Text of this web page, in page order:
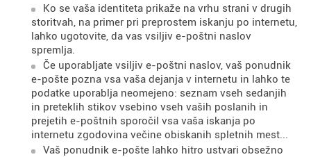
Ko se vaša identiteta prikaže na vrhu strani v drugih
storitvah, na primer pri preprostem iskanju po internetu,
lahko ugotovite, da vas vsiljiv e-poštni naslov
spremlja.
Če uporabljate vsiljiv e-poštni naslov, vaš ponudnik
e-pošte pozna vsa vaša dejanja v internetu in lahko te
podatke uporablja neomejeno: seznam vseh sedanjih
in preteklih stikov vsebino vseh vaših poslanih in
prejetih e-poštnih sporočil vsa vaša iskanja po
internetu zgodovina večine obiskanih spletnih mest...
Vaš ponudnik e-pošte lahko hitro ustvari obsežno